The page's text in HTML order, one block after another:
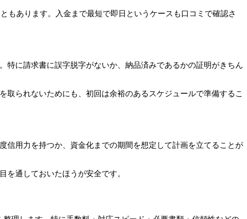
もあります。入金まで最短で即日というケースも口コミで確認さ
に請求書に誤字脱字がないか、納品済みであるかの証明がきちん
られないためにも、初回は余裕のあるスケジュールで準備するこ
信用力を持つか、資金化までの期間を想定して計画を立てることが
を通しておいたほうが安全です。